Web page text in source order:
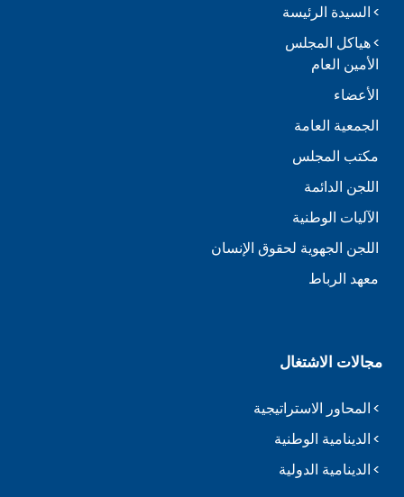
السيدة الرئيسة
هياكل المجلس
الأمين العام
الأعضاء
الجمعية العامة
مكتب المجلس
اللجن الدائمة
الآليات الوطنية
اللجن الجهوية لحقوق الإنسان
معهد الرباط
مجالات الاشتغال
المحاور الاستراتيجية
الدينامية الوطنية
الدينامية الدولية